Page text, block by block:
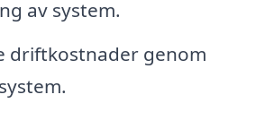
av system.
driftkostnader genom